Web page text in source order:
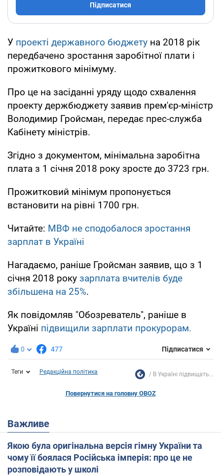
Підписатися
У проекті державного бюджету на 2018 рік
передбачено зростання заробітної плати і
прожиткового мінімуму.
Про це на засіданні уряду щодо схвалення
проекту держбюджету заявив прем'єр-міністр
Володимир Гройсман, передає прес-служба
Кабінету міністрів.
Згідно з документом, мінімальна заробітна
плата з 1 січня 2018 року зросте до 3723 грн.
Прожитковий мінімум пропонується
встановити на рівні 1700 грн.
Читайте: МВФ не сподобалося зростання
зарплат в Україні
Нагадаємо, раніше Гройсман заявив, що з 1
січня 2018 року зарплата вчителів буде
збільшена на 25%.
Як повідомляв "Обозреватель", раніше в
Україні підвищили зарплати прокурорам.
0 477 Підписатися
Теги Редакційна політика В Україні підвищать...
Повернутися на головну OBOZ
Важливе
Якою була оригінальна версія гімну України та
чому її боялася Російська імперія: про це не
розповідають у школі